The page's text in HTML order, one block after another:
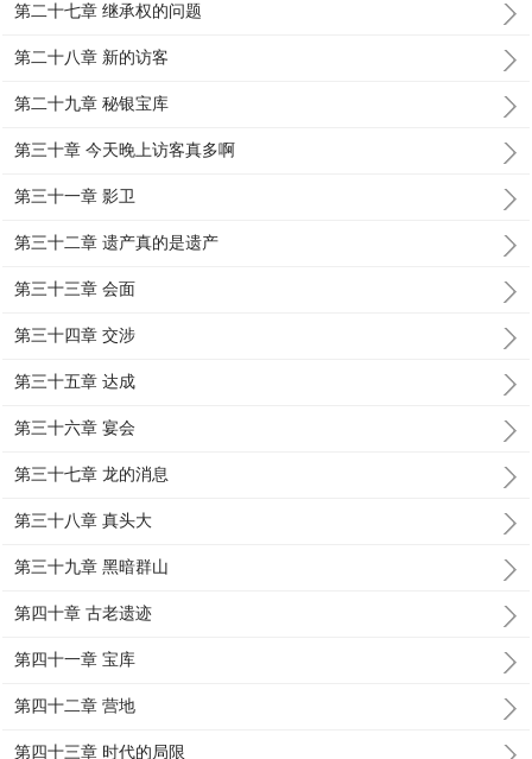
第二十七章 继承权的问题
第二十八章 新的访客
第二十九章 秘银宝库
第三十章 今天晚上访客真多啊
第三十一章 影卫
第三十二章 遗产真的是遗产
第三十三章 会面
第三十四章 交涉
第三十五章 达成
第三十六章 宴会
第三十七章 龙的消息
第三十八章 真头大
第三十九章 黑暗群山
第四十章 古老遗迹
第四十一章 宝库
第四十二章 营地
第四十三章 时代的局限